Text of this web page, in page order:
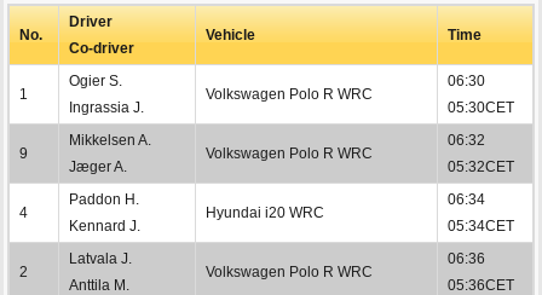
No.
Driver
Co-driver
Vehicle Time
1
Ogier S.
Ingrassia J.
Volkswagen Polo R WRC
06:30
05:30CET
9
Mikkelsen A.
Jæger A.
Volkswagen Polo R WRC
06:32
05:32CET
4
Paddon H.
Kennard J.
Hyundai i20 WRC
06:34
05:34CET
2
Latvala J.
Anttila M.
Volkswagen Polo R WRC
06:36
05:36CET